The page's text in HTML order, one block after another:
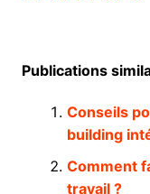
Publications
Conseils
building
Comment
travail ?